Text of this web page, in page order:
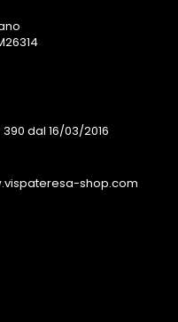
dal 16/03/2016
shop.com